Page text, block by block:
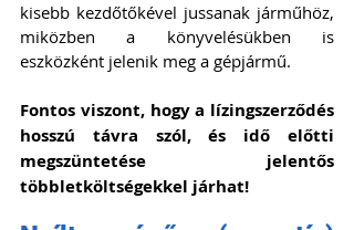
kisebb kezdőtőkével jussanak járműhöz,
miközben a könyvelésükben is
eszközként jelenik meg a gépjármű.
Fontos viszont, hogy a lízingszerződés
hosszú távra szól, és idő előtti
megszüntetése jelentős
többletköltségekkel járhat!